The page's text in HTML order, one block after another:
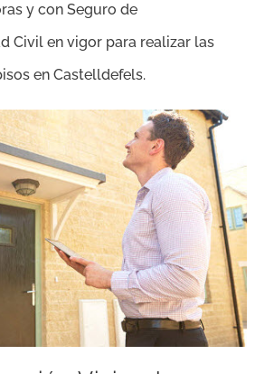
y con Seguro de
Civil en vigor para realizar las
en Castelldefels.